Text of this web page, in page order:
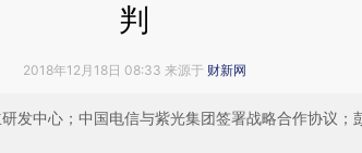
判
2018年12月18日 08:33 来源于 财新网
发中心；中国电信与紫光集团签署战略合作协议；